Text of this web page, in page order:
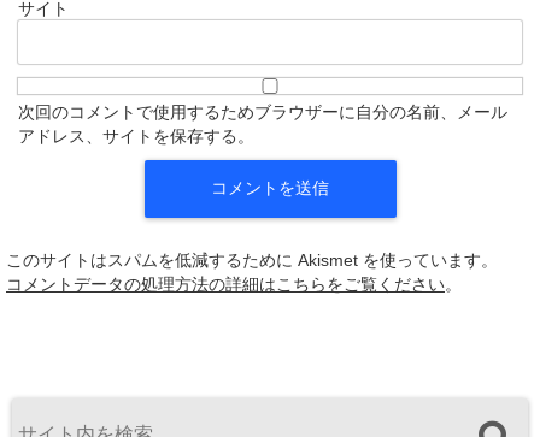
サイト
次回のコメントで使用するためブラウザーに自分の名前、メール
アドレス、サイトを保存する。
このサイトはスパムを低減するために Akismet を使っています。
コメントデータの処理方法の詳細はこちらをご覧ください。